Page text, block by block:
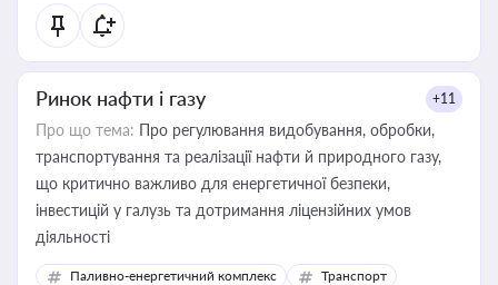
Ринок нафти і газу +11
Про що тема: Про регулювання видобування, обробки,
транспортування та реалізації нафти й природного газу,
що критично важливо для енергетичної безпеки,
інвестицій у галузь та дотримання ліцензійних умов
діяльності
Паливно-енергетичний комплекс
Транспорт